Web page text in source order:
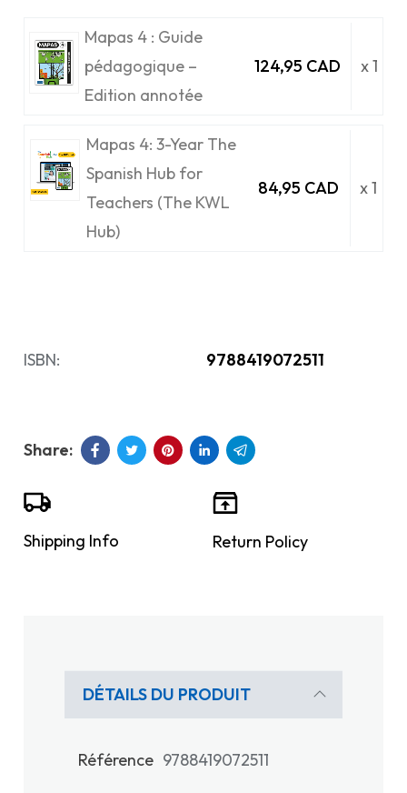
Mapas 4 : Guide
pédagogique –
Edition annotée
124,95 CAD x 1
Mapas 4: 3-Year The
Spanish Hub for
Teachers (The KWL
Hub)
84,95 CAD x 1
ISBN: 9788419072511
Shipping Info Return Policy
DÉTAILS DU PRODUIT
Référence 9788419072511